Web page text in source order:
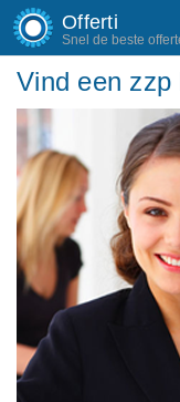
Offerti
Snel de beste
Vind een zzp